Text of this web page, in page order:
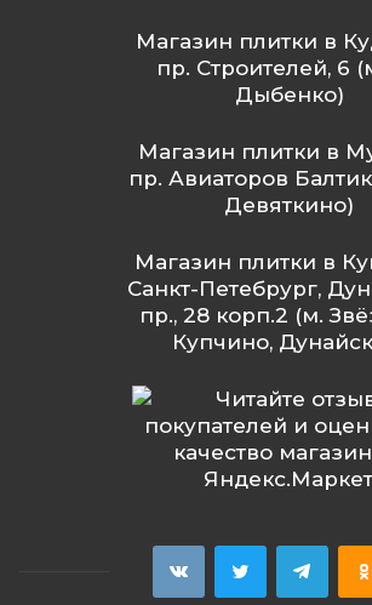
Магазин плитки в
пр. Строителей, 6
Дыбенко)
Магазин плитки в
пр. Авиаторов
Девяткино)
Магазин плитки в
Санкт-Петебрург,
пр., 28 корп.2 (м.
Купчино,